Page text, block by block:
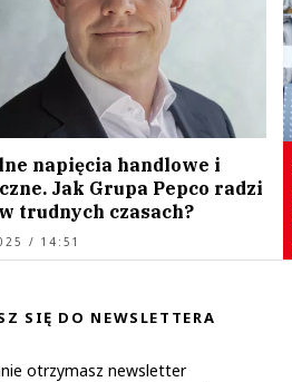
napięcia handlowe i
Jak Grupa Pepco radzi
trudnych czasach?
/ 14:51
SIĘ DO NEWSLETTERA
otrzymasz newsletter